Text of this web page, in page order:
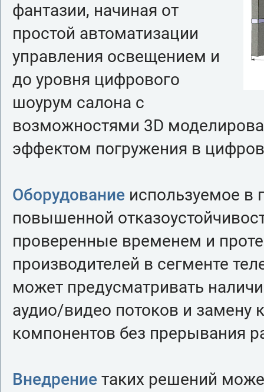
фантазии, начиная от
простой автоматизации
управления освещением и
до уровня цифрового
шоурум салона с
возможностями 3D
эффектом погружения в
Оборудование используемое в
повышенной
проверенные временем и
производителей в сегменте
может предусматривать
аудио/видео потоков и
компонентов без прерывания
Внедрение таких решений